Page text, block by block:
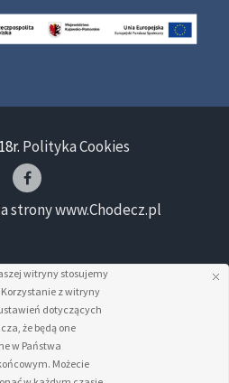
Polityka Cookies
strony www.Chodecz.pl
witryny stosujemy
z witryny
dotyczących
że będą one
w Państwa
Możecie